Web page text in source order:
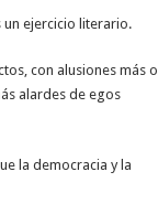
un ejercicio literario.
con alusiones más o
alardes de egos
la democracia y la